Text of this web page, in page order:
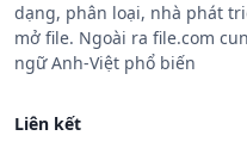
dạng, phân loại, nhà phát
mở file. Ngoài ra file.com
ngữ Anh-Việt phổ biến
Liên kết